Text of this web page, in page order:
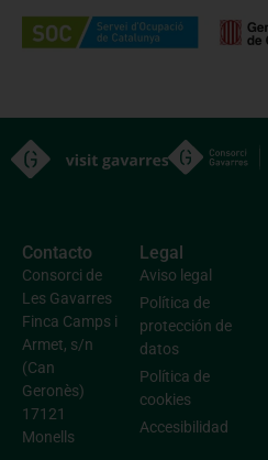
Contacto
Consorci de
Les Gavarres
Finca Camps i
Armet, s/n
(Can
Geronès)
17121
Monells
Legal
Aviso legal
Política de
protección de
datos
Política de
cookies
Accesibilidad